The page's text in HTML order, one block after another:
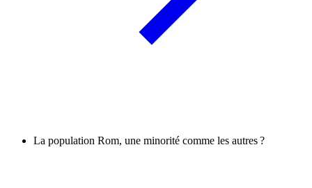
La population Rom, une minorité comme les autres ?